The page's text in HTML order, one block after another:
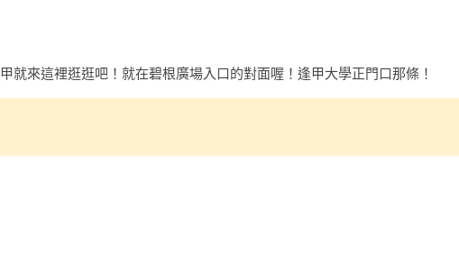
就來這裡逛逛吧！就在碧根廣場入口的對面喔！逢甲大學正門口那條！